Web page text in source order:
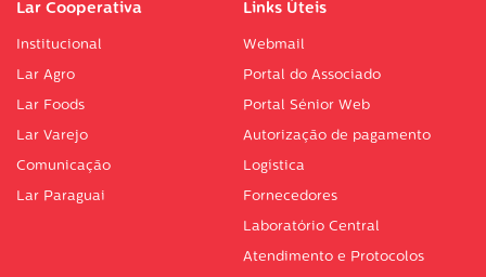
Lar Cooperativa
Institucional
Lar Agro
Lar Foods
Lar Varejo
Comunicação
Lar Paraguai
Links Úteis
Webmail
Portal do Associado
Portal Sénior Web
Autorização de pagamento
Logística
Fornecedores
Laboratório Central
Atendimento e Protocolos